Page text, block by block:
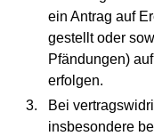
ein Antrag auf
gestellt oder
Pfändungen)
erfolgen.
Bei
insbesondere